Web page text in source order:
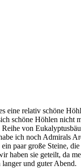
relativ schöne
schöne Höhlen nicht
von
ich noch Admirals
paar große Steine,
sie geteilt, da
und guter Abend.